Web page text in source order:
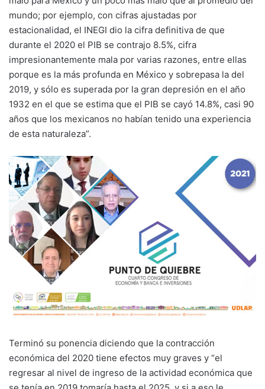
mundo; por ejemplo, con cifras ajustadas por
estacionalidad, el INEGI dio la cifra definitiva de que
durante el 2020 el PIB se contrajo 8.5%, cifra
impresionantemente mala por varias razones, entre ellas
porque es la más profunda en México y sobrepasa la del
2019, y sólo es superada por la gran depresión en el año
1932 en el que se estima que el PIB se cayó 14.8%, casi 90
años que los mexicanos no habían tenido una experiencia
de esta naturaleza”.
Terminó su ponencia diciendo que la contracción
económica del 2020 tiene efectos muy graves y “el
regresar al nivel de ingreso de la actividad económica que